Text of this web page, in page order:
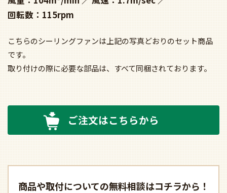
回転数：115rpm
こちらのシーリングファンは上記の写真どおりのセット商品
です。
取り付けの際に必要な部品は、すべて同梱されております。
ご注文はこちらから
商品や取付についての無料相談はコチラから！